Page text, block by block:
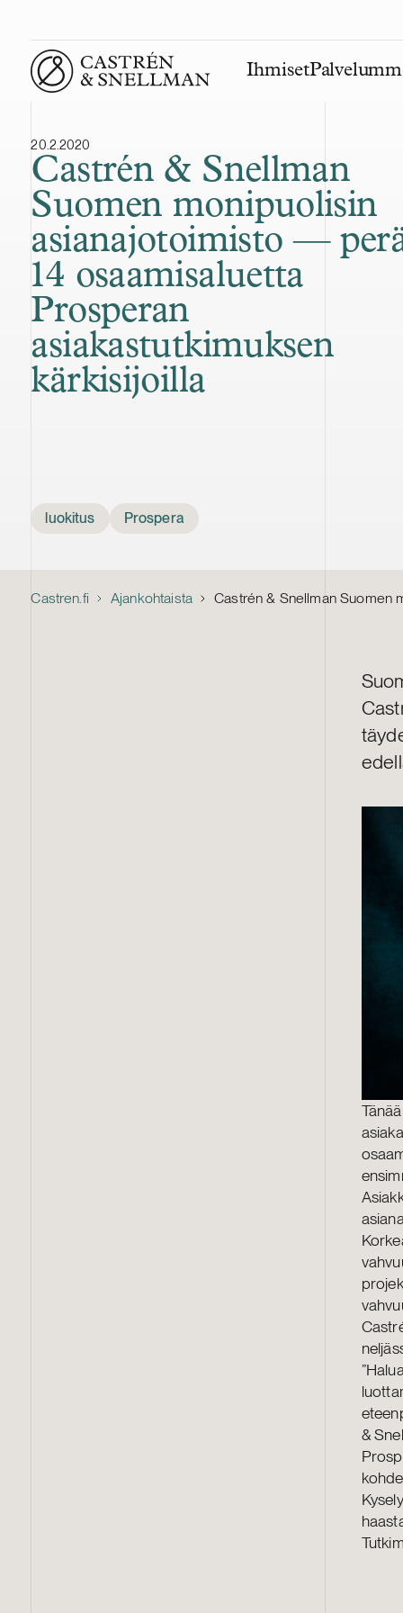
Front page
Ihmiset
20.2.2020
Castrén & Snellman
Suomen monipuolisin
asianajotoimisto —
14 osaamisaluetta
Prosperan
asiakastutkimuksen
kärkisijoilla
luokitus Prospera
Castren.fi Ajankohtaista Castrén & Snellman Suomen
&